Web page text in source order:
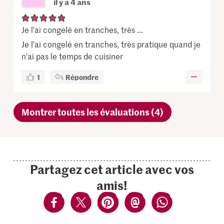
Je l'ai congelé en tranches, très ...
Je l'ai congelé en tranches, très pratique quand je
n'ai pas le temps de cuisiner
1 Répondre
Montrer toutes les évaluations (4)
Partagez cet article avec vos
amis!